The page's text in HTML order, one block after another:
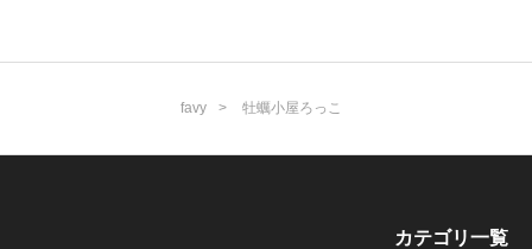
favy 牡蠣小屋ろっこ
カテゴリ一覧